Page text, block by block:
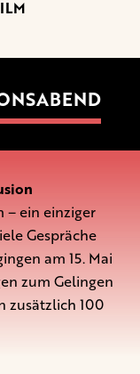
– ein einziger
Gespräche
am 15. Mai
zum Gelingen
zusätzlich 100